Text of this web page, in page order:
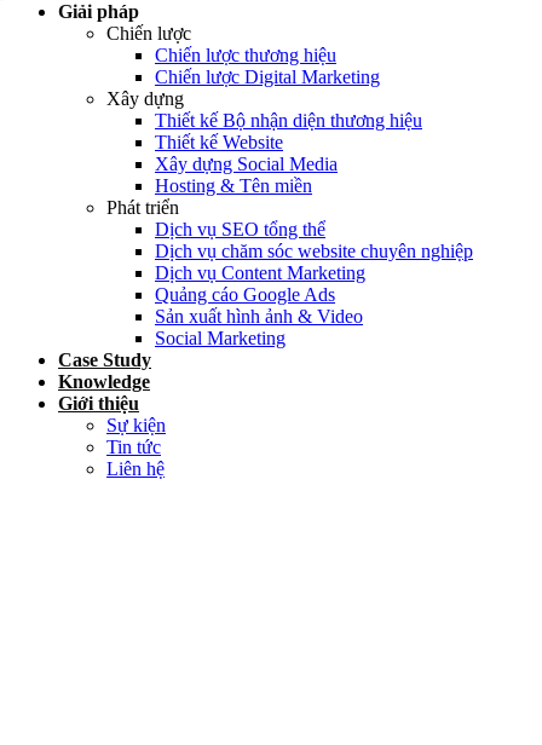
Giải pháp
Chiến lược
Chiến lược thương hiệu
Chiến lược Digital Marketing
Xây dựng
Thiết kế Bộ nhận diện thương hiệu
Thiết kế Website
Xây dựng Social Media
Hosting & Tên miền
Phát triển
Dịch vụ SEO tổng thể
Dịch vụ chăm sóc website chuyên nghiệp
Dịch vụ Content Marketing
Quảng cáo Google Ads
Sản xuất hình ảnh & Video
Social Marketing
Case Study
Knowledge
Giới thiệu
Sự kiện
Tin tức
Liên hệ